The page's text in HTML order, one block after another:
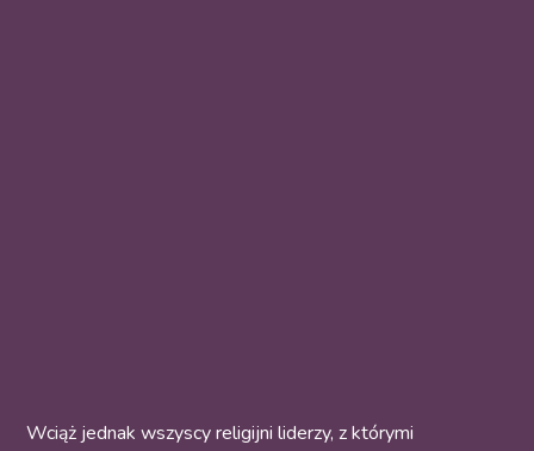
Wciąż jednak wszyscy religijni liderzy, z którymi